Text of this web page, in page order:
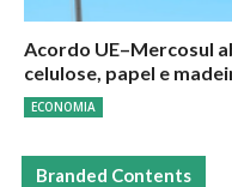
Acordo UE–Mercosul
celulose, papel e
ECONOMIA
Branded Contents